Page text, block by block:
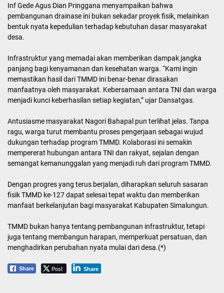
Inf Gede Agus Dian Pringgana menyampaikan bahwa
pembangunan drainase ini bukan sekadar proyek fisik, melainkan
bentuk nyata kepedulian terhadap kebutuhan dasar masyarakat
desa.
Infrastruktur yang memadai akan memberikan dampak jangka
panjang bagi kenyamanan dan kesehatan warga. “Kami ingin
memastikan hasil dari TMMD ini benar-benar dirasakan
manfaatnya oleh masyarakat. Kebersamaan antara TNI dan warga
menjadi kunci keberhasilan setiap kegiatan,” ujar Dansatgas.
Antusiasme masyarakat Nagori Bahapal pun terlihat jelas. Tanpa
ragu, warga turut membantu proses pengerjaan sebagai wujud
dukungan terhadap program TMMD. Kolaborasi ini semakin
mempererat hubungan antara TNI dan rakyat, sejalan dengan
semangat kemanunggalan yang menjadi ruh dari program TMMD.
Dengan progres yang terus berjalan, diharapkan seluruh sasaran
fisik TMMD ke-127 dapat selesai tepat waktu dan memberikan
manfaat berkelanjutan bagi masyarakat Kabupaten Simalungun.
TMMD bukan hanya tentang pembangunan infrastruktur, tetapi
juga tentang membangun harapan, memperkuat persatuan, dan
menghadirkan perubahan nyata mulai dari desa.(*)
Share Post Share